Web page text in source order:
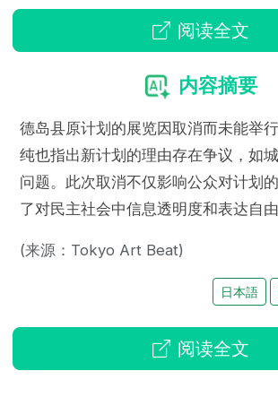
阅读全文
内容摘要
德岛县原计划的展览因取消而未能举
纯也指出新计划的理由存在争议，如
问题。此次取消不仅影响公众对计划
了对民主社会中信息透明度和表达自由
(来源：Tokyo Art Beat)
日本語
阅读全文